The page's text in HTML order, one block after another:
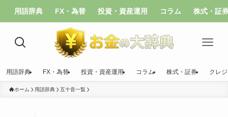
用語辞典 FX・為替 投資・資産運用 コラム 株式・証
用語辞典 FX・為替 投資・資産運用 コラム 株式・証券 クレ
ホーム 用語辞典 五十音一覧